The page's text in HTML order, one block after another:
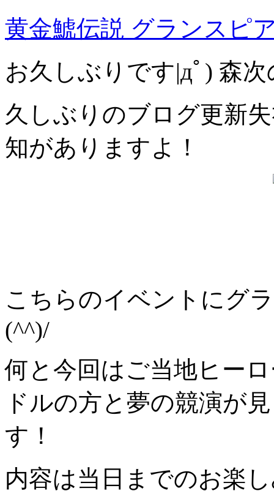
黄金鯱伝説 グランスピ
お久しぶりです|дﾟ) 森
久しぶりのブログ更新
知がありますよ！
こちらのイベントにグ
(^^)/
何と今回はご当地ヒー
ドルの方と夢の競演が
す！
内容は当日までのお楽